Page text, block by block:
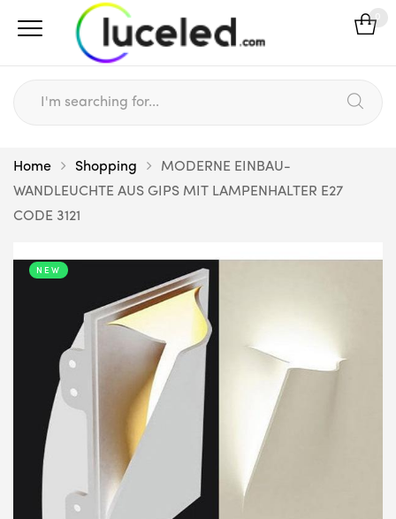
Home Shopping
MODERNE EINBAU-
WANDLEUCHTE AUS GIPS MIT LAMPENHALTER E27
CODE 3121
NEW